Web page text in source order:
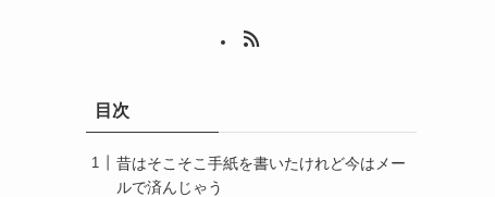
目次
昔はそこそこ手紙を書いたけれど今はメー
ルで済んじゃう